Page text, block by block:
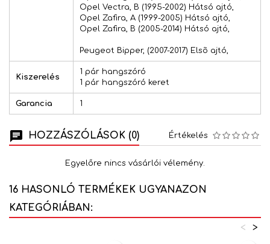
Opel Vectra, B (1995-2002) Hátsó ajtó,
Opel Zafira, A (1999-2005) Hátsó ajtó,
Opel Zafira, B (2005-2014) Hátsó ajtó,
Peugeot Bipper, (2007-2017) Elsõ ajtó,
Kiszerelés
1 pár hangszóró
1 pár hangszóró keret
Garancia 1
HOZZÁSZÓLÁSOK (0) Értékelés
Egyelőre nincs vásárlói vélemény.
16 HASONLÓ TERMÉKEK UGYANAZON
KATEGÓRIÁBAN:
>
<